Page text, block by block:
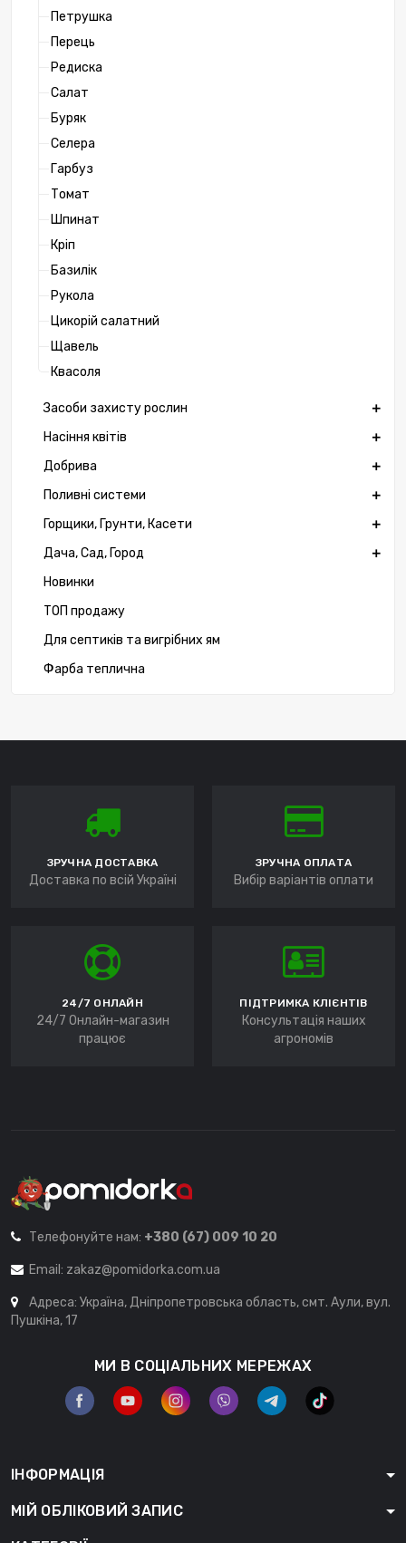
Петрушка
Перець
Редиска
Салат
Буряк
Селера
Гарбуз
Томат
Шпинат
Кріп
Базилік
Рукола
Цикорій салатний
Щавель
Квасоля
Засоби захисту рослин
Насіння квітів
Добрива
Поливні системи
Горщики, Грунти, Касети
Дача, Сад, Город
Новинки
ТОП продажу
Для септиків та вигрібних ям
Фарба теплична
ЗРУЧНА ДОСТАВКА
Доставка по всій Україні
ЗРУЧНА ОПЛАТА
Вибір варіантів оплати
24/7 ОНЛАЙН
24/7 Онлайн-магазин
працює
ПІДТРИМКА КЛІЄНТІВ
Консультація наших
агрономів
Телефонуйте нам: +380 (67) 009 10 20
Email: zakaz@pomidorka.com.ua
Адреса: Україна, Дніпропетровська область, смт. Аули, вул.
Пушкіна, 17
МИ В СОЦІАЛЬНИХ МЕРЕЖАХ
ІНФОРМАЦІЯ
МІЙ ОБЛІКОВИЙ ЗАПИС